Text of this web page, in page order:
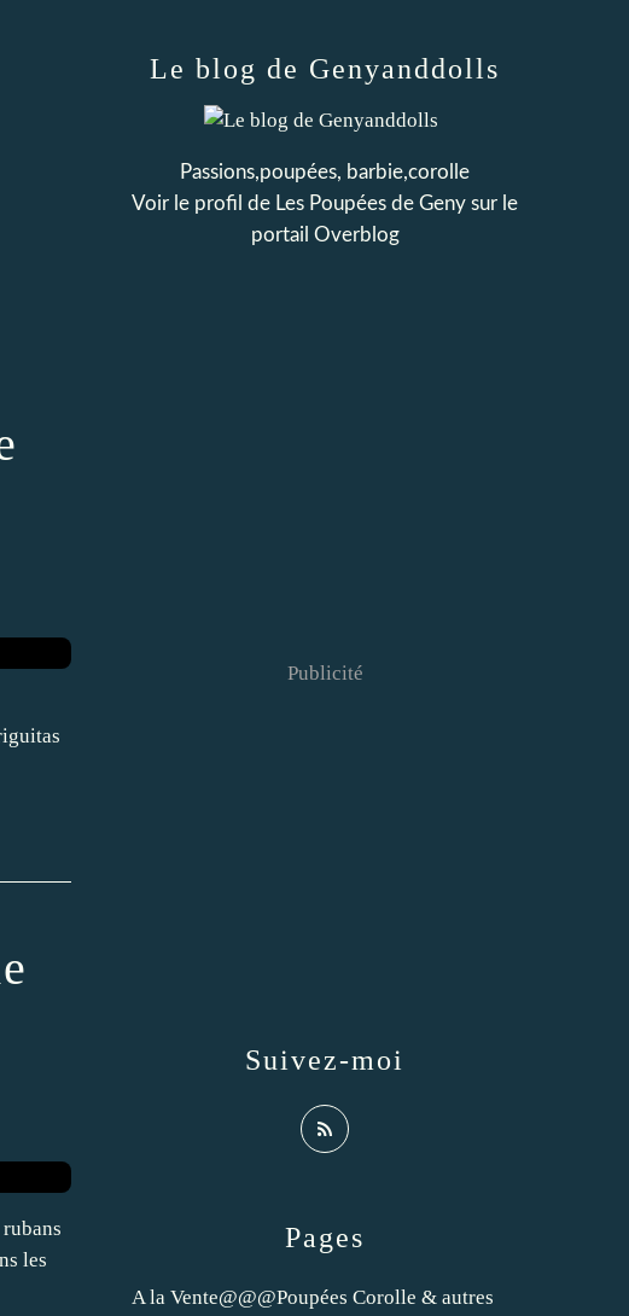
les
Pages
A la Vente@@@Poupées Corolle & autres
Le blog de Genyanddolls
Passions,poupées, barbie,corolle
Voir le profil de Les Poupées de Geny sur le
portail Overblog
Suivez-moi
Publicité